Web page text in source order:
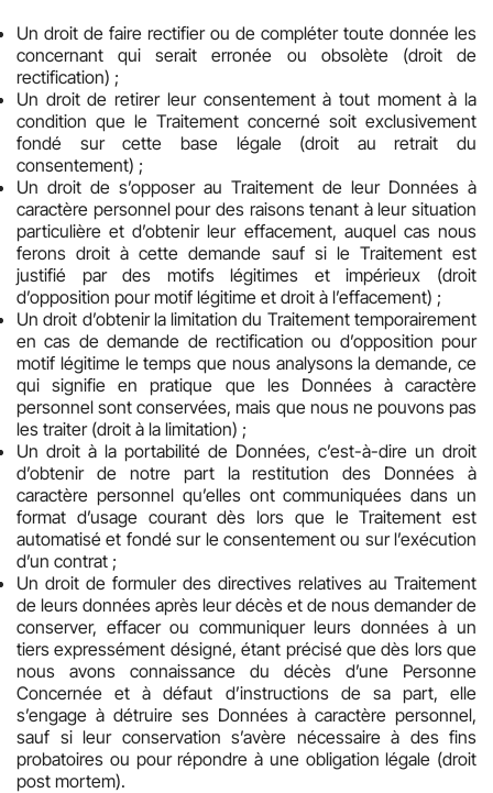
Un droit de faire rectifier ou de compléter toute donnée les
concernant qui serait erronée ou obsolète (droit de
rectification) ;
Un droit de retirer leur consentement à tout moment à la
condition que le Traitement concerné soit exclusivement
fondé sur cette base légale (droit au retrait du
consentement) ;
Un droit de s’opposer au Traitement de leur Données à
caractère personnel pour des raisons tenant à leur situation
particulière et d’obtenir leur effacement, auquel cas nous
ferons droit à cette demande sauf si le Traitement est
justifié par des motifs légitimes et impérieux (droit
d’opposition pour motif légitime et droit à l’effacement) ;
Un droit d’obtenir la limitation du Traitement temporairement
en cas de demande de rectification ou d’opposition pour
motif légitime le temps que nous analysons la demande, ce
qui signifie en pratique que les Données à caractère
personnel sont conservées, mais que nous ne pouvons pas
les traiter (droit à la limitation) ;
Un droit à la portabilité de Données, c’est-à-dire un droit
d’obtenir de notre part la restitution des Données à
caractère personnel qu’elles ont communiquées dans un
format d’usage courant dès lors que le Traitement est
automatisé et fondé sur le consentement ou sur l’exécution
d’un contrat ;
Un droit de formuler des directives relatives au Traitement
de leurs données après leur décès et de nous demander de
conserver, effacer ou communiquer leurs données à un
tiers expressément désigné, étant précisé que dès lors que
nous avons connaissance du décès d’une Personne
Concernée et à défaut d’instructions de sa part, elle
s’engage à détruire ses Données à caractère personnel,
sauf si leur conservation s’avère nécessaire à des fins
probatoires ou pour répondre à une obligation légale (droit
post mortem).